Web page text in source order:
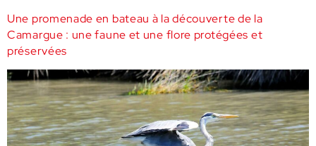
Une promenade en bateau à la découverte de la
Camargue : une faune et une flore protégées et
préservées